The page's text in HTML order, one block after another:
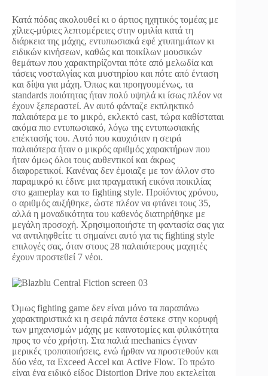
Κατά πόδας ακολουθεί κι ο άρτιος ηχητικός τομέας με
χίλιες-μύριες λεπτομέρειες στην ομιλία κατά τη
διάρκεια της μάχης, εντυπωσιακά εφέ χτυπημάτων κι
ειδικών κινήσεων, καθώς και ποικίλων μουσικών
θεμάτων που χαρακτηρίζονται πότε από μελωδία και
τάσεις νοσταλγίας και μυστηρίου και πότε από ένταση
και δίψα για μάχη. Όπως και προηγουμένως, τα
standards ποιότητας ήταν πολύ υψηλά κι ίσως πλέον να
έχουν ξεπεραστεί. Αν αυτό φάνταζε εκπληκτικό
παλαιότερα με το μικρό, εκλεκτό cast, τώρα καθίσταται
ακόμα πιο εντυπωσιακό, λόγω της εντυπωσιακής
επέκτασής του. Αυτό που καυχιόταν η σειρά
παλαιότερα ήταν ο μικρός αριθμός χαρακτήρων που
ήταν όμως όλοι τους αυθεντικοί και άκρως
διαφορετικοί. Κανένας δεν έμοιαζε με τον άλλον στο
παραμικρό κι έδινε μια πραγματική εικόνα ποικιλίας
στο gameplay και το fighting style. Προϊόντος χρόνου,
ο αριθμός αυξήθηκε, ώστε πλέον να φτάνει τους 35,
αλλά η μοναδικότητα του καθενός διατηρήθηκε με
μεγάλη προσοχή. Χρησιμοποιήστε τη φαντασία σας για
να αντιληφθείτε τι σημαίνει αυτό για τις fighting style
επιλογές σας, όταν στους 28 παλαιότερους μαχητές
έχουν προστεθεί 7 νέοι.
Όμως fighting game δεν είναι μόνο τα παραπάνω
χαρακτηριστικά κι η σειρά πάντα έστεκε στην κορυφή
των μηχανισμών μάχης με καινοτομίες και φιλικότητα
προς το νέο χρήστη. Στα παλιά mechanics έγιναν
μερικές τροποποιήσεις, ενώ ήρθαν να προστεθούν και
δύο νέα, τα Exceed Accel και Active Flow. Το πρώτο
είναι ένα ειδικό είδος Distortion Drive που εκτελείται